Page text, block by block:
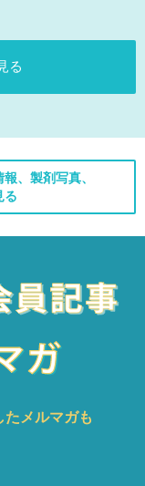
る
、製剤写真、
る
たメルマガも